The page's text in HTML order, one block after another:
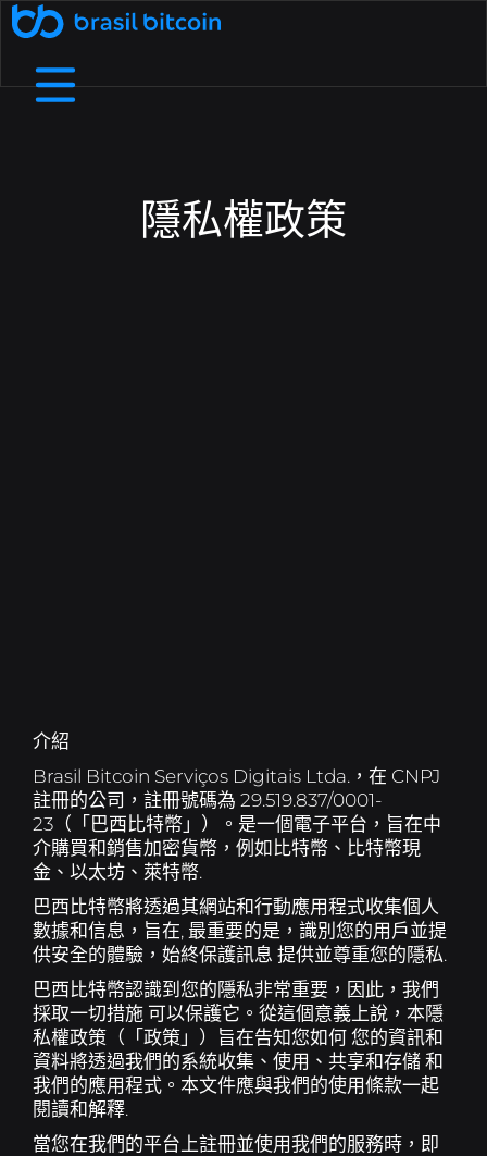
免費加密貨幣 在我們的應用程式上兌換加密貨幣，每天
快買 輕鬆準確地簡化您的加密貨幣購買並安排重複週期.
Cobrar com Cripto Receba pagamentos em
criptoativos com conversão automática para reais.
B8頁 使用您的加密資產支付水費、電費、稅金等。.
B8包 透過包含趨勢資產的籃子實現投資多元化.
B8非處方藥
透過流動性、敏捷性和個人化服務協商高價
值.
B8非處方藥 透過流動性、敏捷性和個人化服務協商高價
🤖 Ative a SophIA Plus: sua assessora cripto
隱私權政策
介紹
Brasil Bitcoin Serviços Digitais Ltda.，在 CNPJ
註冊的公司，註冊號碼為 29.519.837/0001-
23（「巴西比特幣」）。是一個電子平台，旨在中
介購買和銷售加密貨幣，例如比特幣、比特幣現
金、以太坊、萊特幣.
巴西比特幣將透過其網站和行動應用程式收集個人
數據和信息，旨在, 最重要的是，識別您的用戶並提
供安全的體驗，始終保護訊息 提供並尊重您的隱私.
巴西比特幣認識到您的隱私非常重要，因此，我們
採取一切措施 可以保護它。從這個意義上說，本隱
私權政策（「政策」）旨在告知您如何 您的資訊和
資料將透過我們的系統收集、使用、共享和存儲 和
我們的應用程式。本文件應與我們的使用條款一起
閱讀和解釋.
當您在我們的平台上註冊並使用我們的服務時，即